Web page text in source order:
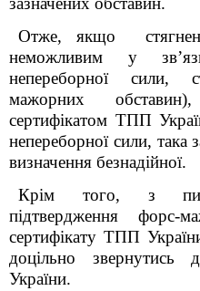
Отже, якщо
неможливим у
непереборної сили,
мажорних
сертифікатом ТПП
непереборної сили, така
визначення безнадійної.
Крім того, з
підтвердження форс-
сертифікату ТПП
доцільно звернутись
України.